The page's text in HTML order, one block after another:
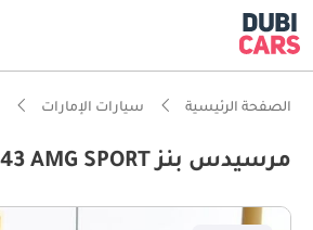
الصفحة الرئيسية سيارات الإمارات
مرسيدس بنز E 43 AMG SPORT